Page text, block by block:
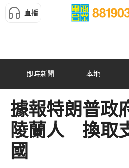
直播
即時新聞 本地
據報特朗普政
陵蘭人 換取
國